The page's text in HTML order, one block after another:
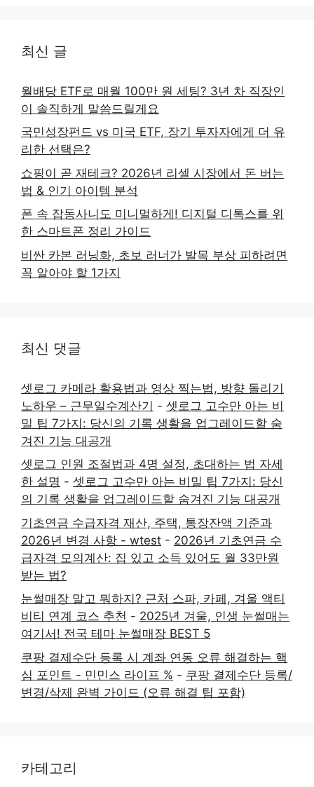
최신 글
월배당 ETF로 매월 100만 원 세팅? 3년 차 직장인
이 솔직하게 말씀드릴게요
국민성장펀드 vs 미국 ETF, 장기 투자자에게 더 유
리한 선택은?
쇼핑이 곧 재테크? 2026년 리셀 시장에서 돈 버는
법 & 인기 아이템 분석
폰 속 잡동사니도 미니멀하게! 디지털 디톡스를 위
한 스마트폰 정리 가이드
비싼 카본 러닝화, 초보 러너가 발목 부상 피하려면
꼭 알아야 할 1가지
최신 댓글
셋로그 카메라 활용법과 영상 찍는법, 방향 돌리기
노하우 – 근무일수계산기 - 셋로그 고수만 아는 비
밀 팁 7가지: 당신의 기록 생활을 업그레이드할 숨
겨진 기능 대공개
셋로그 인원 조절법과 4명 설정, 초대하는 법 자세
한 설명 - 셋로그 고수만 아는 비밀 팁 7가지: 당신
의 기록 생활을 업그레이드할 숨겨진 기능 대공개
기초연금 수급자격 재산, 주택, 통장잔액 기준과
2026년 변경 사항 - wtest - 2026년 기초연금 수
급자격 모의계산: 집 있고 소득 있어도 월 33만원
받는 법?
눈썰매장 말고 뭐하지? 근처 스파, 카페, 겨울 액티
비티 연계 코스 추천 - 2025년 겨울, 인생 눈썰매는
여기서! 전국 테마 눈썰매장 BEST 5
쿠팡 결제수단 등록 시 계좌 연동 오류 해결하는 핵
심 포인트 - 민민스 라이프 % - 쿠팡 결제수단 등록/
변경/삭제 완벽 가이드 (오류 해결 팁 포함)
카테고리